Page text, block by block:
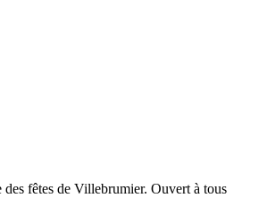
fêtes de Villebrumier. Ouvert à tous